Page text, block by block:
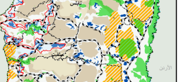
ש.א
904
منطقة
إطلاق
نار
904
ש.א
منطقة